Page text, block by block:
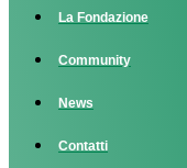
La Fondazione
Community
News
Contatti